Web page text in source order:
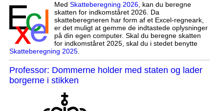
Med Skatteberegning 2026, kan du beregne
skatten for indkomståret 2026. Da
skatteberegneren har form af et Excel-regneark,
er det muligt at gemme de indtastede oplysninger
på din egen computer. Skal du beregne skatten
for indkomståret 2025, skal du i stedet benytte
Skatteberegning 2025.
Professor: Dommerne holder med staten og lader
borgerne i stikken